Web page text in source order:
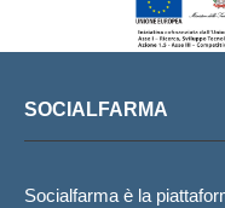
SOCIALFARMA
Socialfarma è la